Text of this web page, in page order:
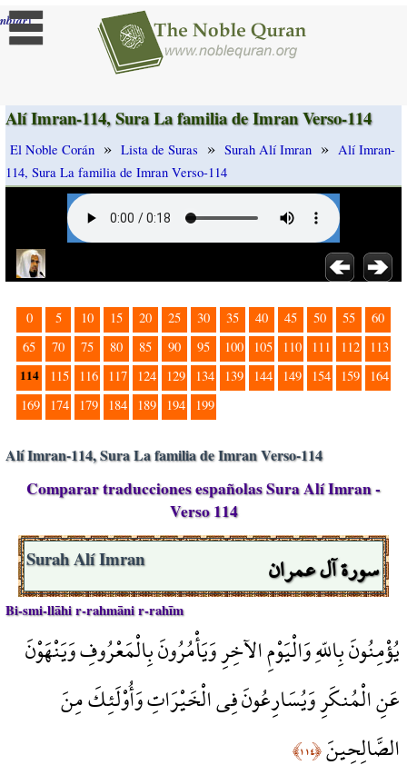
]
Alí Imran-114, Sura La familia de Imran Verso-114
El Noble Corán » Lista de Suras » Surah Alí Imran » Alí Imran-
114, Sura La familia de Imran Verso-114
0 5 10 15 20 25 30 35 40 45 50 55
60
65
70 75 80 85 90 95 100 105 110 111 112 113
114 115 116 117 124 129 134 139 144 149 154 159
164
169
174 179 184 189 194 199
Alí Imran-114, Sura La familia de Imran Verso-114
Comparar traducciones españolas Sura Alí Imran -
Verso 114
سورة آل عمران Surah Alí Imran
Bi-smi-llāhi r-rahmāni r-rahīm
يُؤْمِنُونَ بِاللّهِ وَالْيَوْمِ الآخِرِ وَيَأْمُرُونَ بِالْمَعْرُوفِ وَيَنْهَوْنَ
عَنِ الْمُنكَرِ وَيُسَارِعُونَ فِي الْخَيْرَاتِ وَأُوْلَئِكَ مِنَ
الصَّالِحِينَ﴿١١٤﴾